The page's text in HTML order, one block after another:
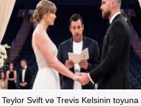
Teylor Svift və Trevis Kelsinin toyuna